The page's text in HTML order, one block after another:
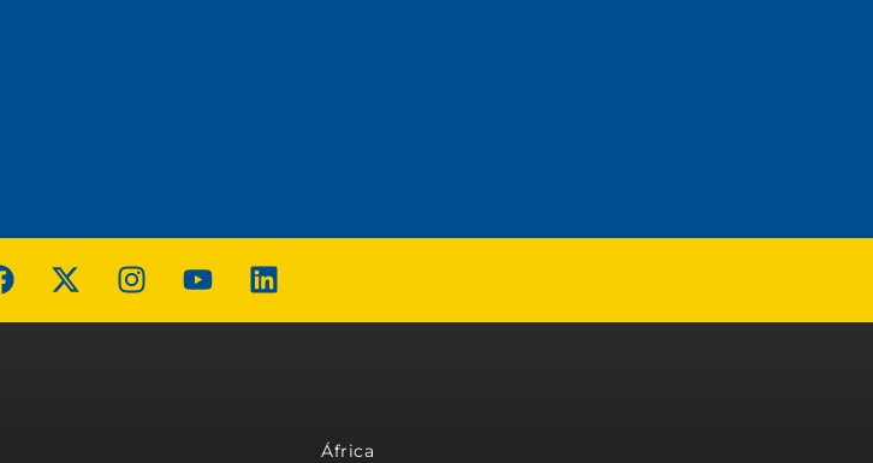
África